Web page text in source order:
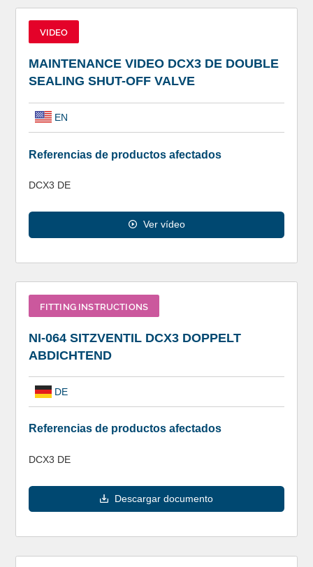
VIDEO
MAINTENANCE VIDEO DCX3 DE DOUBLE
SEALING SHUT-OFF VALVE
EN
Referencias de productos afectados
DCX3 DE
Ver vídeo
FITTING INSTRUCTIONS
NI-064 SITZVENTIL DCX3 DOPPELT
ABDICHTEND
DE
Referencias de productos afectados
DCX3 DE
Descargar documento